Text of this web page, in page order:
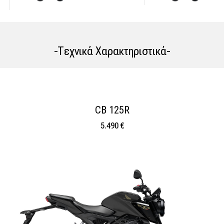
-Tεχνικά Χαρακτηριστικά-
CB 125R
5.490 €